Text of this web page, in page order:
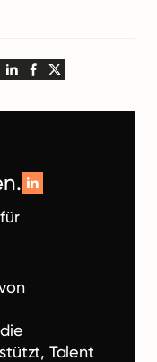
Talent